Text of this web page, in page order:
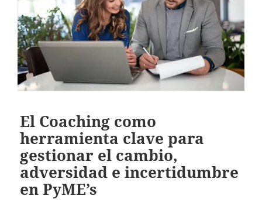
El Coaching como
herramienta clave para
gestionar el cambio,
adversidad e incertidumbre
en PyME’s